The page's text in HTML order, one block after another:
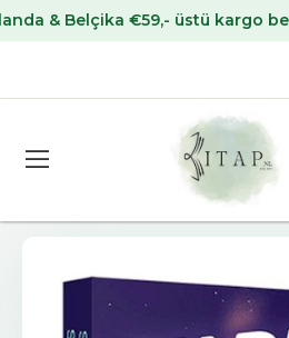
Belçika €59,- üstü kargo bedava